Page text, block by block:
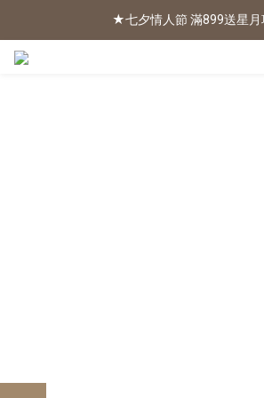
2026新色上市 | 快看
★七夕情人節 滿899送星月